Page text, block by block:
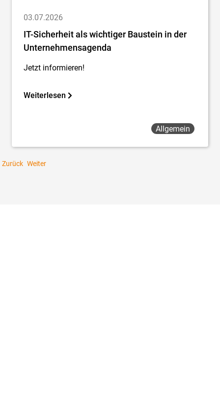
03.07.2026
IT-Sicherheit als wichtiger Baustein in der
Unternehmensagenda
Jetzt informieren!
Weiterlesen
Allgemein
Zurück Weiter